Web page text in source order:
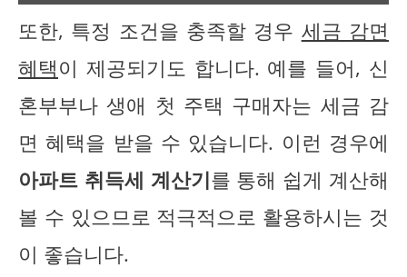
또한, 특정 조건을 충족할 경우 세금 감면
혜택이 제공되기도 합니다. 예를 들어, 신
혼부부나 생애 첫 주택 구매자는 세금 감
면 혜택을 받을 수 있습니다. 이런 경우에
아파트 취득세 계산기를 통해 쉽게 계산해
볼 수 있으므로 적극적으로 활용하시는 것
이 좋습니다.